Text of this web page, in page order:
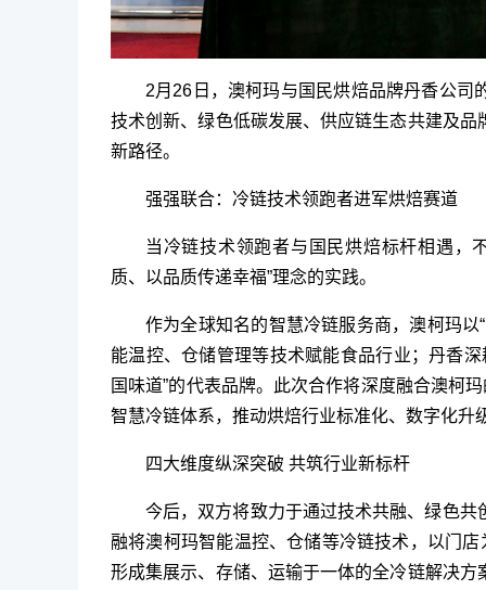
2月26日，澳柯玛与国民烘焙品牌丹香公司
技术创新、绿色低碳发展、供应链生态共建及
新路径。
强强联合：冷链技术领跑者进军烘焙赛道
当冷链技术领跑者与国民烘焙标杆相遇，
质、以品质传递幸福”理念的实践。
作为全球知名的智慧冷链服务商，澳柯玛
能温控、仓储管理等技术赋能食品行业；丹香
国味道”的代表品牌。此次合作将深度融合澳柯
智慧冷链体系，推动烘焙行业标准化、数字化升
四大维度纵深突破 共筑行业新标杆
今后，双方将致力于通过技术共融、绿色
融将澳柯玛智能温控、仓储等冷链技术，以门店
形成集展示、存储、运输于一体的全冷链解决